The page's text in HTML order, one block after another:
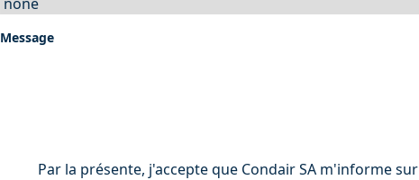
Message
Par la présente, j'accepte que Condair SA m'informe sur